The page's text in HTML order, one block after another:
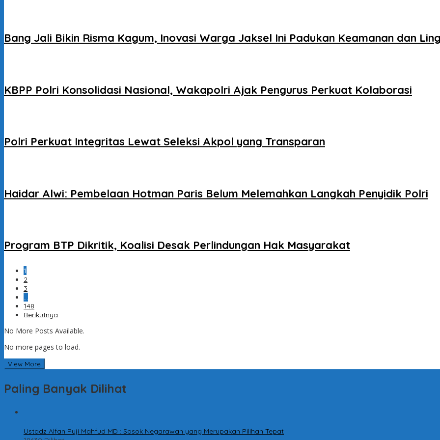
Bang Jali Bikin Risma Kagum, Inovasi Warga Jaksel Ini Padukan Keamanan dan
KBPP Polri Konsolidasi Nasional, Wakapolri Ajak Pengurus Perkuat Kolaborasi
Polri Perkuat Integritas Lewat Seleksi Akpol yang Transparan
Haidar Alwi: Pembelaan Hotman Paris Belum Melemahkan Langkah Penyidik Polri
Program BTP Dikritik, Koalisi Desak Perlindungan Hak Masyarakat
1
2
3
…
148
Berikutnya
No More Posts Available.
No more pages to load.
View More
Paling Banyak Dilihat
Ustadz Alfan Puji Mahfud MD : Sosok Negarawan yang Merupakan Pilihan Tepat